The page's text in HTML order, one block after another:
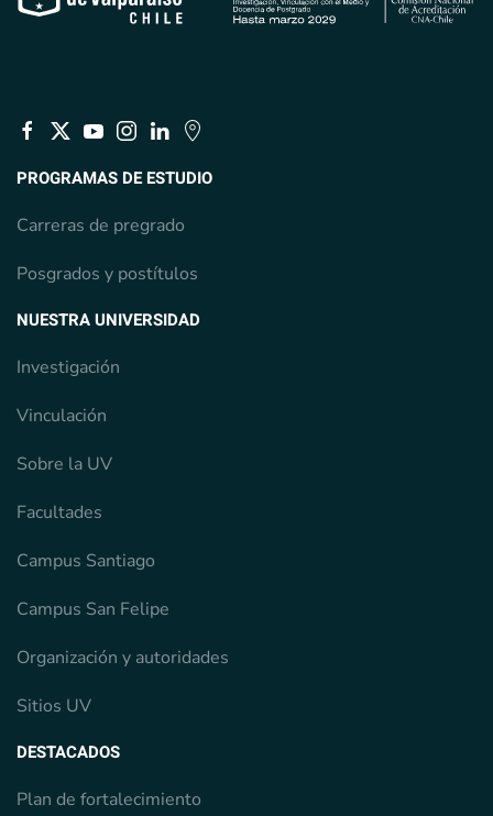
PROGRAMAS DE ESTUDIO
Carreras de pregrado
Posgrados y postítulos
NUESTRA UNIVERSIDAD
Investigación
Vinculación
Sobre la UV
Facultades
Campus Santiago
Campus San Felipe
Organización y autoridades
Sitios UV
DESTACADOS
Plan de fortalecimiento